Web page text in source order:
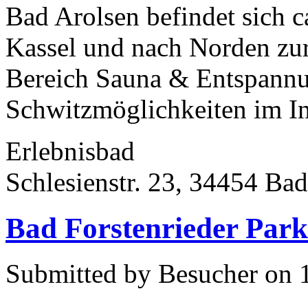
Bad Arolsen befindet sich
Kassel und nach Norden
Bereich Sauna &
Schwitzmöglichkeiten im
Erlebnisbad
Schlesienstr. 23, 34454
Bad Forstenrieder
Submitted by Besucher on